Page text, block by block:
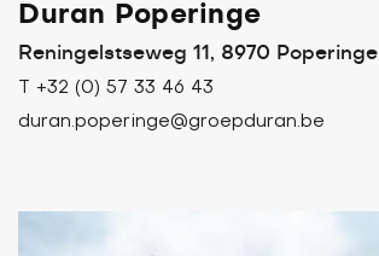
Duran Poperinge
Reningelstseweg 11, 8970 Poperinge
T +32 (0) 57 33 46 43
duran.poperinge@groepduran.be